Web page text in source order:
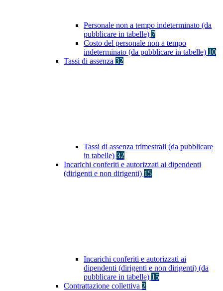
Personale non a tempo indeterminato (da
pubblicare in tabelle) 7
Costo del personale non a tempo
indeterminato (da pubblicare in tabelle) 10
Tassi di assenza 32
Tassi di assenza trimestrali (da pubblicare
in tabelle) 32
Incarichi conferiti e autorizzati ai dipendenti
(dirigenti e non dirigenti) 15
Incarichi conferiti e autorizzati ai
dipendenti (dirigenti e non dirigenti) (da
pubblicare in tabelle) 15
Contrattazione collettiva 2